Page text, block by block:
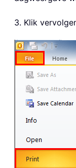
3. Klik